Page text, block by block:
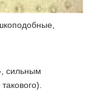
сильным